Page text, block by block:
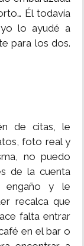
Él todavía
lo ayudé a
para los dos.
de citas, le
foto real y
no puedo
de la cuenta
engaño y le
recalca que
falta entrar
en el bar o